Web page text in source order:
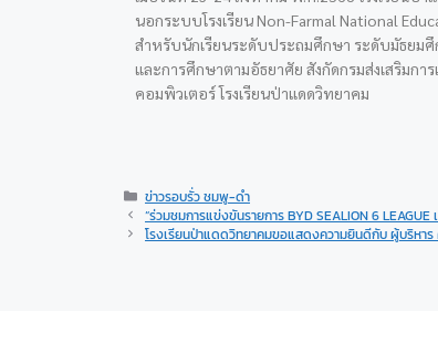
นอกระบบโรงเรียน Non-Farmal National
สำหรับนักเรียนระดับประถมศึกษา ระดับมัธย
และการศึกษาตามอัธยาศัย สังกัดกรมส่งเสริมก
คอมพิวเตอร์ โรงเรียนป่าแดดวิทยาคม
ข่าวรอบรั่ว ชมพู-ดำ
“ร่วมชมการแข่งขันรายการ BYD SEALION 6
โรงเรียนป่าแดดวิทยาคมขอแสดงความยินดีกับ ผู้บริหาร